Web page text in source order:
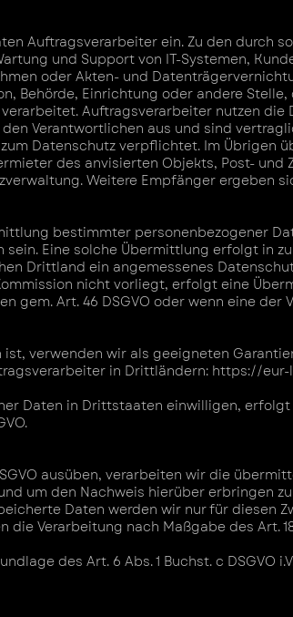
Auftragsverarbeiter ein. Zu den durch
und Support von IT-Systemen,
oder Akten- und
Behörde, Einrichtung oder andere
Auftragsverarbeiter nutzen die
Verantwortlichen aus und sind
Datenschutz verpflichtet. Im Übrigen
des anvisierten Objekts, Post- und
Weitere Empfänger ergeben
bestimmter personenbezogener
Eine solche Übermittlung erfolgt in
Drittland ein angemessenes
nicht vorliegt, erfolgt eine
Art. 46 DSGVO oder wenn eine der
verwenden wir als geeigneten
in Drittländern: https://eur-
Daten in Drittstaaten einwilligen,
ausüben, verarbeiten wir die
um den Nachweis hierüber erbringen
Daten werden wir nur für diesen
Verarbeitung nach Maßgabe des Art.
des Art. 6 Abs. 1 Buchst. c DSGVO